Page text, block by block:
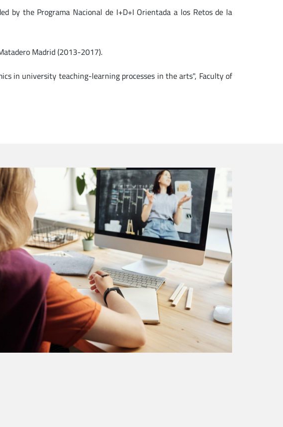
by the Programa Nacional de I+D+I Orientada a los Retos de la
Madrid (2013-2017).
in university teaching-learning processes in the arts", Faculty of